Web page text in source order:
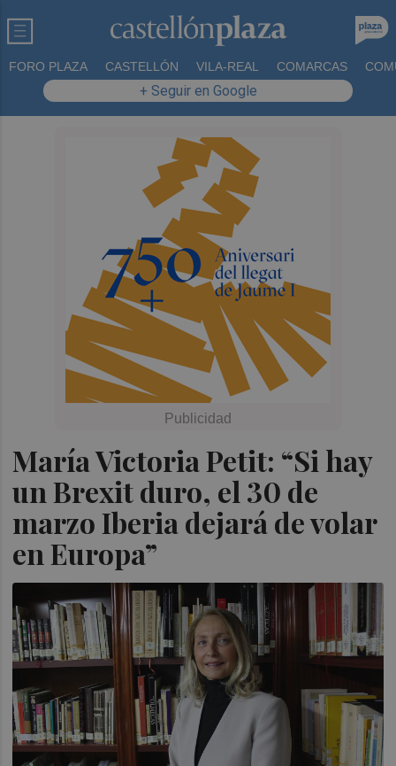
FORO PLAZA CASTELLÓN VILA-REAL COMARCAS
+ Seguir en Google
María Victoria Petit: “Si hay
un Brexit duro, el 30 de
marzo Iberia dejará de volar
en Europa”